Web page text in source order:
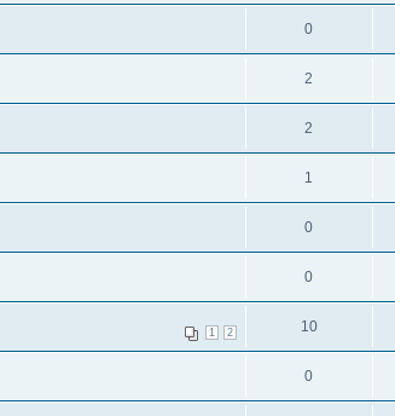
0
2
2
1
0
0
1 2 10
0